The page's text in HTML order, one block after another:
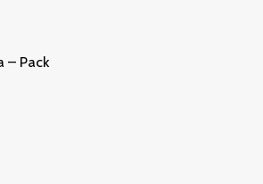
– Pack